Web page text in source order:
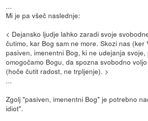
...
Mi je pa všeč naslednje:
< Dejansko ljudje lahko zaradi svoje
čutimo, kar Bog sam ne more. Skozi nas (ker
pasiven, imenentni Bog, ki ne udejanja
omogočamo Bogu, da spozna svobodno
(hoče čutit radost, ne trpljenje). >
...
Zgolj "pasiven, imenentni Bog" je potrebno
idiot".